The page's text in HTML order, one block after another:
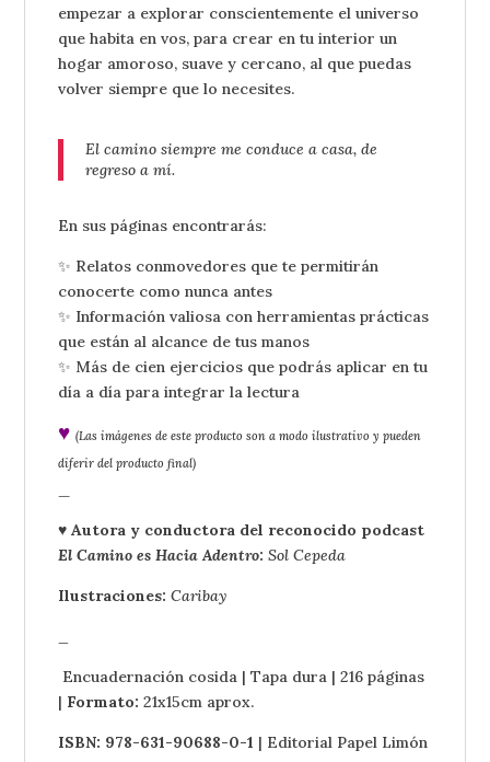
empezar a explorar conscientemente el universo
que habita en vos, para crear en tu interior un
hogar amoroso, suave y cercano, al que puedas
volver siempre que lo necesites.
El camino siempre me conduce a casa,de
regreso a mí.
En sus páginas encontrarás:
✨ Relatos conmovedores que te permitirán
conocerte como nunca antes
✨ Información valiosa con herramientas prácticas
que están al alcance de tus manos
✨ Más de cien ejercicios que podrás aplicar en tu
día a día para integrar la lectura
♥ (Las imágenes de este producto son a modo ilustrativo y pueden
diferir del producto final)
♥ Autora y conductora del reconocido podcast
El Camino es Hacia Adentro: Sol Cepeda
Ilustraciones: Caribay
Encuadernación cosida | Tapa dura | 216 páginas
| Formato: 21x15cm aprox.
ISBN: 978-631-90688-0-1 | Editorial Papel Limón